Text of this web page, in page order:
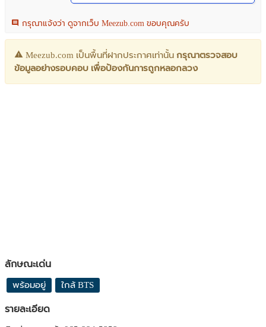
กรุณาแจ้งว่า ดูจากเว็บ Meezub.com ขอบคุณครับ
Meezub.com เป็นพื้นที่ฝากประกาศเท่านั้น กรุณาตรวจสอบ
ข้อมูลอย่างรอบคอบ เพื่อป้องกันการถูกหลอกลวง
ลักษณะเด่น
พร้อมอยู่ ใกล้ BTS
รายละเอียด